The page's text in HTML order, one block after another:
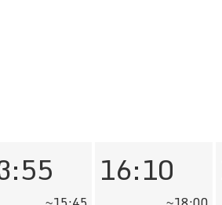
16:10